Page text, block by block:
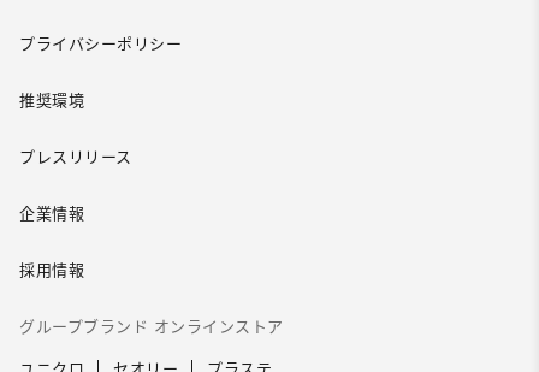
プライバシーポリシー
推奨環境
プレスリリース
企業情報
採用情報
グループブランド オンラインストア